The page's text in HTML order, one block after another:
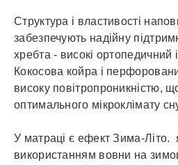
Структура і властивості
забезпечують надійну
хребта - високі ортопедичний
Кокосова койра і
високу повітропроникністю,
оптимального мікроклімату
У матраці є ефект Зима-Літо.
використанням вовни на